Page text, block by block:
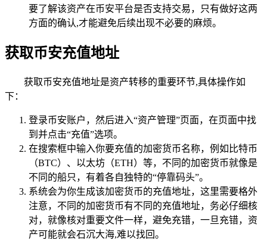
要了解该资产在币安平台是否支持交易，只有做好这两
方面的确认,才能避免后续出现不必要的麻烦。
获取币安充值地址
获取币安充值地址是资产转移的重要环节,具体操作如
下：
登录币安账户，然后进入“资产管理”页面，在页面中找
到并点击“充值”选项。
在搜索框中输入你要充值的加密货币名称，例如比特币
（BTC）、以太坊（ETH）等，不同的加密货币就像是
不同的船只，有着各自独特的“停靠码头”。
系统会为你生成该加密货币的充值地址，这里需要格外
注意，不同的加密货币有不同的充值地址，务必仔细核
对，就像核对重要文件一样，避免充错，一旦充错，资
产可能就会石沉大海,难以找回。